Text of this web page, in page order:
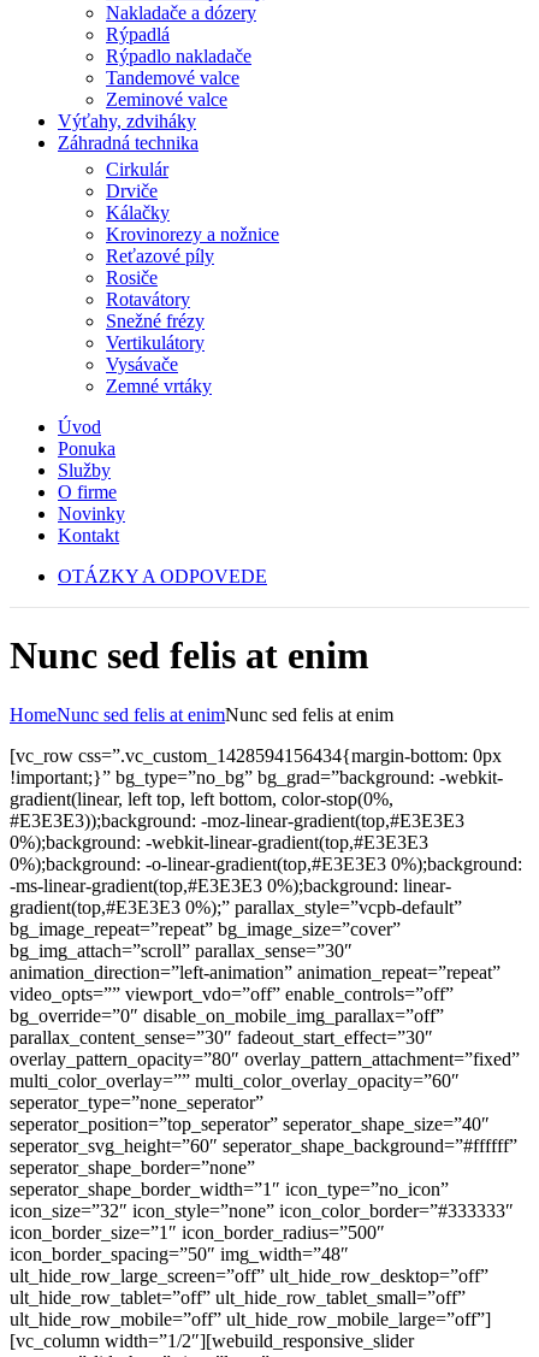
Nakladače a dózery
Rýpadlá
Rýpadlo nakladače
Tandemové valce
Zeminové valce
Výťahy, zdviháky
Záhradná technika
Cirkulár
Drviče
Kálačky
Krovinorezy a nožnice
Reťazové píly
Rosiče
Rotavátory
Snežné frézy
Vertikulátory
Vysávače
Zemné vrtáky
Úvod
Ponuka
Služby
O firme
Novinky
Kontakt
OTÁZKY A ODPOVEDE
Nunc sed felis at enim
HomeNunc sed felis at enimNunc sed felis at enim
[vc_row css=”.vc_custom_1428594156434{margin-bottom: 0px
!important;}” bg_type=”no_bg” bg_grad=”background: -webkit-
gradient(linear, left top, left bottom, color-stop(0%,
#E3E3E3));background: -moz-linear-gradient(top,#E3E3E3
0%);background: -webkit-linear-gradient(top,#E3E3E3
0%);background: -o-linear-gradient(top,#E3E3E3 0%);background:
-ms-linear-gradient(top,#E3E3E3 0%);background: linear-
gradient(top,#E3E3E3 0%);” parallax_style=”vcpb-default”
bg_image_repeat=”repeat” bg_image_size=”cover”
bg_img_attach=”scroll” parallax_sense=”30″
animation_direction=”left-animation” animation_repeat=”repeat”
video_opts=”” viewport_vdo=”off” enable_controls=”off”
bg_override=”0″ disable_on_mobile_img_parallax=”off”
parallax_content_sense=”30″ fadeout_start_effect=”30″
overlay_pattern_opacity=”80″ overlay_pattern_attachment=”fixed”
multi_color_overlay=”” multi_color_overlay_opacity=”60″
seperator_type=”none_seperator”
seperator_position=”top_seperator” seperator_shape_size=”40″
seperator_svg_height=”60″ seperator_shape_background=”#ffffff”
seperator_shape_border=”none”
seperator_shape_border_width=”1″ icon_type=”no_icon”
icon_size=”32″ icon_style=”none” icon_color_border=”#333333″
icon_border_size=”1″ icon_border_radius=”500″
icon_border_spacing=”50″ img_width=”48″
ult_hide_row_large_screen=”off” ult_hide_row_desktop=”off”
ult_hide_row_tablet=”off” ult_hide_row_tablet_small=”off”
ult_hide_row_mobile=”off” ult_hide_row_mobile_large=”off”]
[vc_column width=”1/2″][webuild_responsive_slider